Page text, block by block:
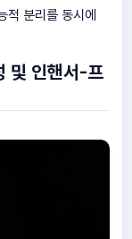
적 분리를 동시에
및 인핸서-프